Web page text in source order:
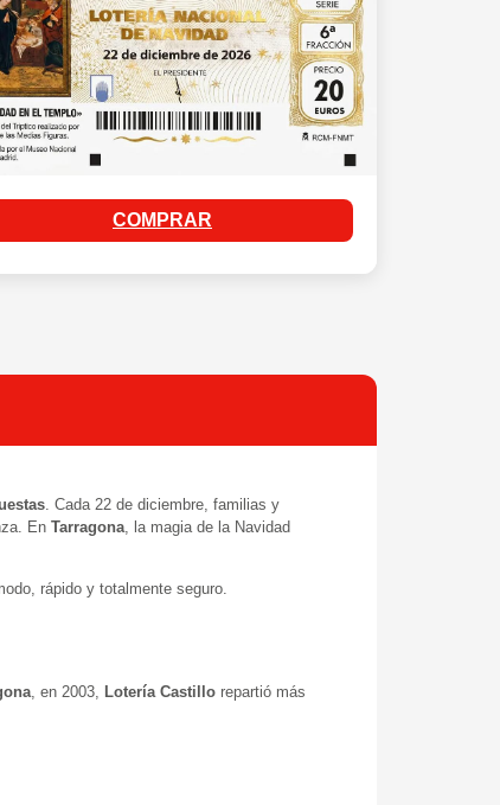
COMPRAR
. Cada 22 de diciembre, familias y
En Tarragona , la magia de la Navidad
rápido y totalmente seguro.
, en 2003, Lotería Castillo repartió más